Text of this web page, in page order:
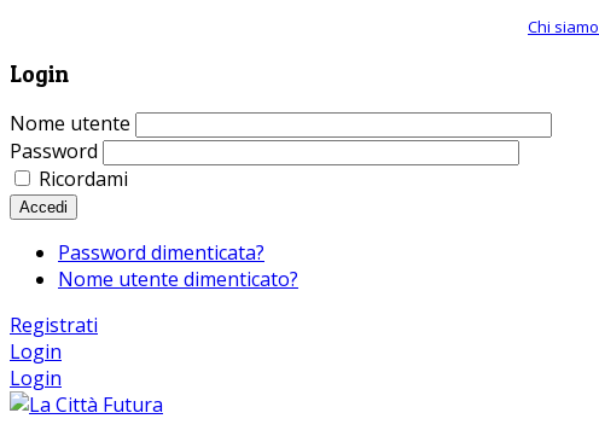
Chi siamo
Login
Nome utente
Password
Ricordami
Accedi
Password dimenticata?
Nome utente dimenticato?
Registrati
Login
Login